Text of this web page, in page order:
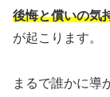
後悔と償いの気
が起こります。
まるで誰かに導